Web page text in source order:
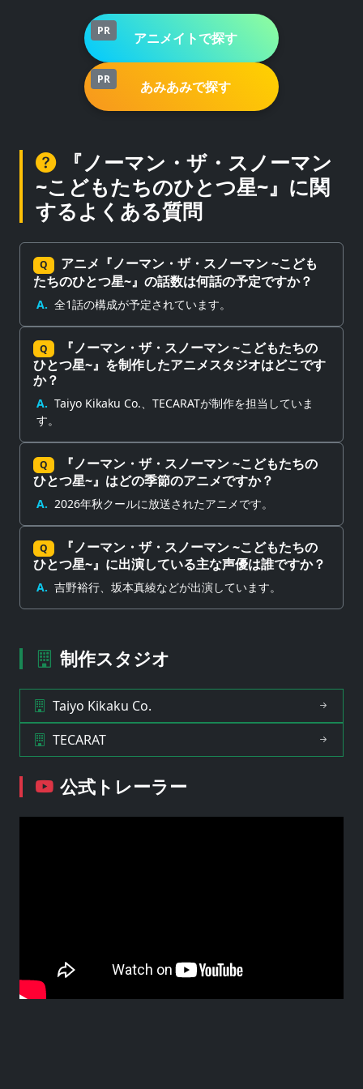
PR アニメイトで探す
PR あみあみで探す
『ノーマン・ザ・スノーマン
~こどもたちのひとつ星~』に関
するよくある質問
Q
アニメ『ノーマン・ザ・スノーマン ~こども
たちのひとつ星~』の話数は何話の予定ですか？
A. 全1話の構成が予定されています。
Q
『ノーマン・ザ・スノーマン ~こどもたちの
ひとつ星~』を制作したアニメスタジオはどこです
か？
A. Taiyo Kikaku Co.、TECARATが制作を担当していま
す。
Q
『ノーマン・ザ・スノーマン ~こどもたちの
ひとつ星~』はどの季節のアニメですか？
A. 2026年秋クールに放送されたアニメです。
Q
『ノーマン・ザ・スノーマン ~こどもたちの
ひとつ星~』に出演している主な声優は誰ですか？
A. 吉野裕行、坂本真綾などが出演しています。
制作スタジオ
Taiyo Kikaku Co.
TECARAT
公式トレーラー